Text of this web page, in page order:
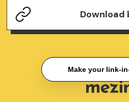
Download
Make your link-